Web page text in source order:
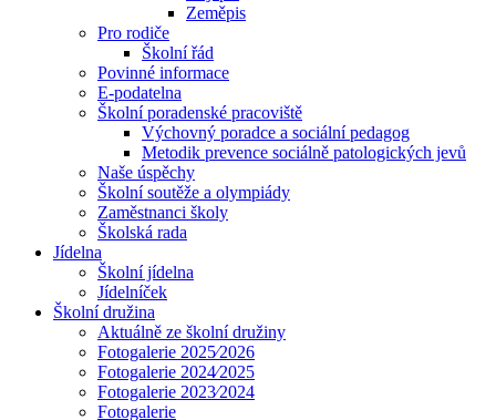
Zeměpis
Pro rodiče
Školní řád
Povinné informace
E-podatelna
Školní poradenské pracoviště
Výchovný poradce a sociální pedagog
Metodik prevence sociálně patologických jevů
Naše úspěchy
Školní soutěže a olympiády
Zaměstnanci školy
Školská rada
Jídelna
Školní jídelna
Jídelníček
Školní družina
Aktuálně ze školní družiny
Fotogalerie 2025⁄2026
Fotogalerie 2024⁄2025
Fotogalerie 2023⁄2024
Fotogalerie